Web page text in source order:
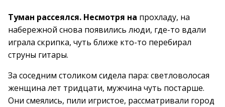
Туман рассеялся. Несмотря на прохладу, на
набережной снова появились люди, где-то вдали
играла скрипка, чуть ближе кто-то перебирал
струны гитары.
За соседним столиком сидела пара: светловолосая
женщина лет тридцати, мужчина чуть постарше.
Они смеялись, пили игристое, рассматривали город